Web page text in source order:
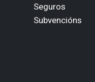
Seguros
Subvencións